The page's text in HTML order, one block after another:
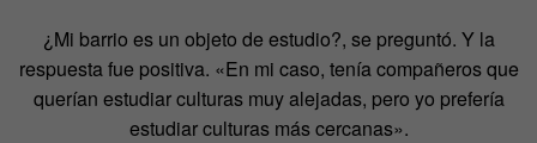
¿Mi barrio es un objeto de estudio?, se preguntó. Y la
respuesta fue positiva. «En mi caso, tenía compañeros que
querían estudiar culturas muy alejadas, pero yo prefería
estudiar culturas más cercanas».